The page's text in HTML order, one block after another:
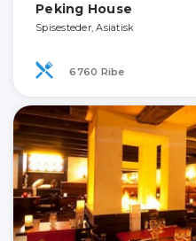
Peking House
Spisesteder, Asiatisk
6760 Ribe